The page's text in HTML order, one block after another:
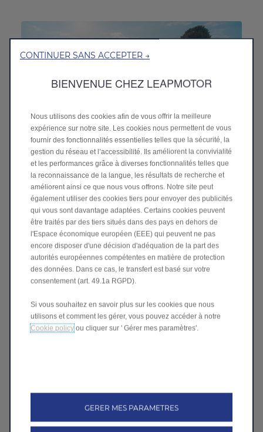
La Technologie REEV
Découvrez La Technologie REEV>
ARRIVE EN 2026
La future B05
Découvrez La future B05
CONTINUER SANS ACCEPTER →
BIENVENUE CHEZ LEAPMOTOR
Nous utilisons des cookies afin de vous offrir la meilleure
expérience sur notre site. Les cookies nous permettent de vous
fournir des fonctionnalités essentielles telles que la sécurité, la
gestion du réseau et l’accessibilité. Ils améliorent la convivialité
et les performances grâce à diverses fonctionnalités telles que
la reconnaissance de la langue, les résultats de recherche et
améliorent ainsi ce que nous vous offrons. Notre site peut
également utiliser des cookies tiers pour envoyer des publicités
qui vous sont davantage adaptées. Certains cookies peuvent
être traités par des tiers situés dans des pays en dehors de
l'Espace économique européen (EEE) qui peuvent ne pas
encore disposer d'une décision d'adéquation de la part des
autorités européennes compétentes en matière de protection
des données. Dans ce cas, le transfert est basé sur votre
consentement (art. 49.1a RGPD).
Si vous souhaitez en savoir plus sur les cookies que nous
utilisons et comment les gérer, vous pouvez accéder à notre
Cookie policy ou cliquer sur ' Gérer mes paramètres'.
GERER MES PARAMETRES